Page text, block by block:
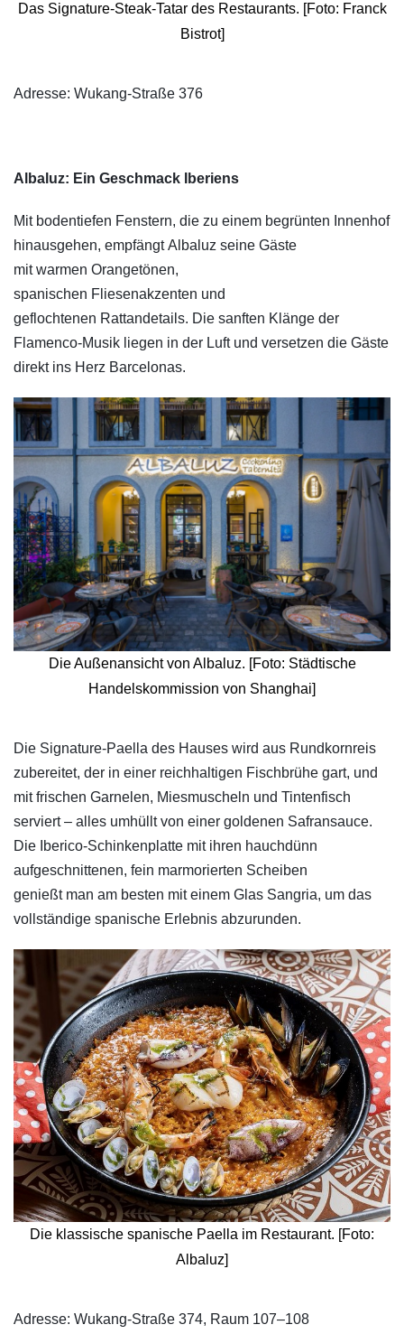
Das Signature-Steak-Tatar des Restaurants. [Foto: Franck
Bistrot]
​Adresse: Wukang-Straße 376
Albaluz: Ein Geschmack Iberiens
Mit bodentiefen Fenstern, die zu einem begrünten Innenhof
hinausgehen, empfängt Albaluz seine Gäste
mit warmen Orangetönen,
spanischen Fliesenakzenten und
geflochtenen Rattandetails. Die sanften Klänge der
Flamenco-Musik liegen in der Luft und versetzen die Gäste
direkt ins Herz Barcelonas.
Die Außenansicht von Albaluz. [Foto: Städtische
Handelskommission von Shanghai]
​Die Signature-Paella des Hauses wird aus Rundkornreis
zubereitet, der in einer reichhaltigen Fischbrühe gart, und
mit frischen Garnelen, Miesmuscheln und Tintenfisch
serviert – alles umhüllt von einer goldenen Safransauce.
Die Iberico-Schinkenplatte mit ihren hauchdünn
aufgeschnittenen, fein marmorierten Scheiben
genießt man am besten mit einem Glas Sangria, um das
vollständige spanische Erlebnis abzurunden.
Die klassische spanische Paella im Restaurant. [Foto:
Albaluz]
Adresse: Wukang-Straße 374, Raum 107–108